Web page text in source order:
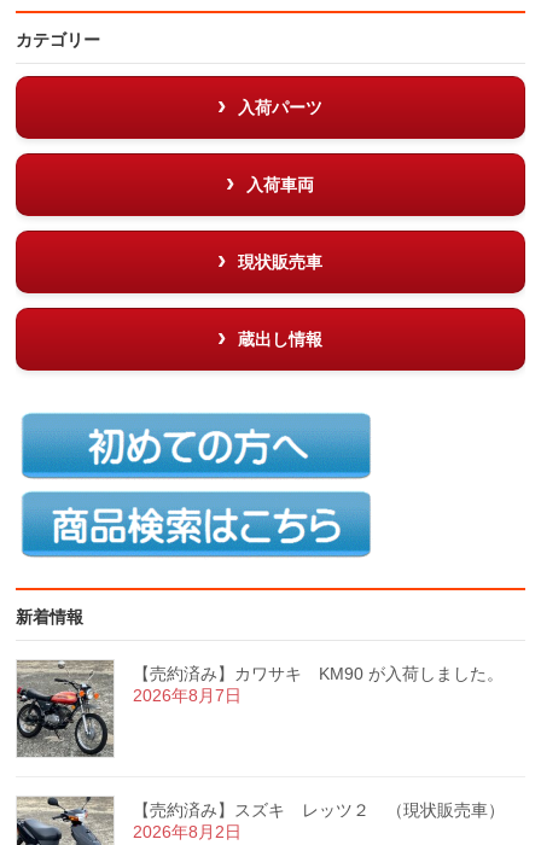
カテゴリー
入荷パーツ
入荷車両
現状販売車
蔵出し情報
新着情報
【売約済み】カワサキ KM90 が入荷しました。
2026年8月7日
【売約済み】スズキ レッツ２ （現状販売車）
2026年8月2日